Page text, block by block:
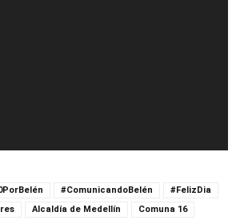
#ComunicandoBelén
#FelizDia
Alcaldía de Medellín
Comuna 16